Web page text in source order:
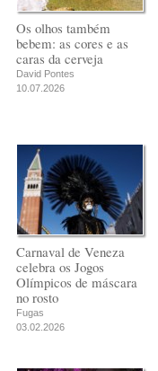
Os olhos também
bebem: as cores e as
caras da cerveja
David Pontes
10.07.2026
Carnaval de Veneza
celebra os Jogos
Olímpicos de máscara
no rosto
Fugas
03.02.2026